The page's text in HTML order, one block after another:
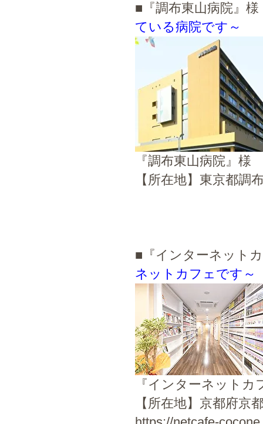
■『調布東山病院
ている病院です～
『調布東山病院』様
【所在地】東京都
■『インターネッ
ネットカフェです～
『インターネット
【所在地】京都府